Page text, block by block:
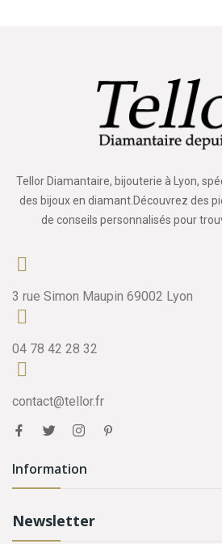
Tellor Diamantaire, bijouterie à Lyon,
des bijoux en diamant.Découvrez des
de conseils personnalisés pour
3 rue Simon Maupin 69002 Lyon
04 78 42 28 32
contact@tellor.fr
Information
Newsletter